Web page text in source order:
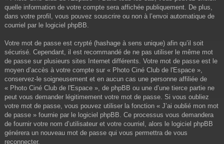
quelle information de votre compte sera affichée publiquement. De plus,
dans votre profil, vous pouvez souscrire ou non à l’envoi automatique de
courriel par le logiciel phpBB.
Votre mot de passe est crypté (hashage à sens unique) afin qu’il soit
sécurisé. Cependant, il est recommandé de ne pas utiliser le même mot
de passe sur plusieurs sites Internet différents. Votre mot de passe est le
moyen d’accès à votre compte sur « Photo Ciné Club de l'Espace »,
conservez-le soigneusement et en aucun cas une personne affiliée de
« Photo Ciné Club de l'Espace », de phpBB ou une d’une tierce partie ne
peut vous demander légitimement votre mot de passe. Si vous oubliez
votre mot de passe, vous pouvez utiliser la fonction « J’ai oublié mon mot
de passe » fournie par le logiciel phpBB. Ce processus vous demandera
de fournir votre nom d’utilisateur et votre courriel, alors le logiciel phpBB
générera un nouveau mot de passe qui vous permettra de vous
reconnecter.